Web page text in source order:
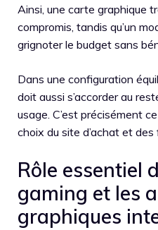
Ainsi, une carte graphique
compromis, tandis qu’un
grignoter le budget sans
Dans une configuration
doit aussi s’accorder au
usage. C’est précisément
choix du site d’achat et
Rôle essentiel
gaming et les
graphiques